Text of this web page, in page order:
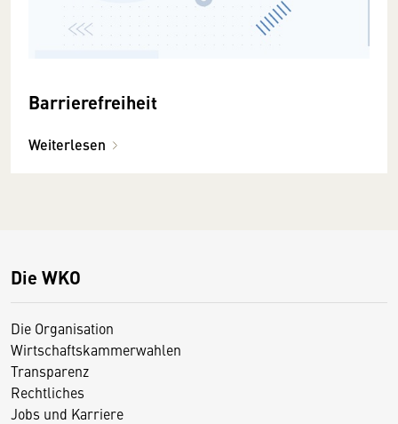
Barrierefreiheit
Weiterlesen
Die WKO
Die Organisation
Wirtschaftskammerwahlen
Transparenz
Rechtliches
Jobs und Karriere